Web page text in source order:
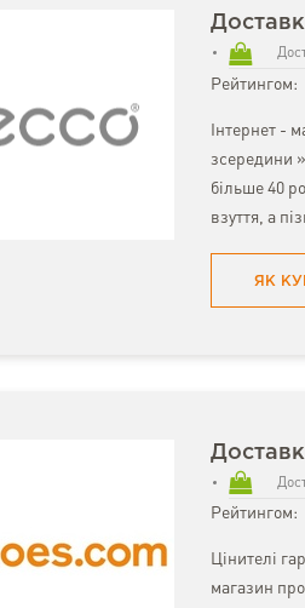
Рейтингом:
Інтернет -
зсередини
більше 40
взуття, а
ЯК
Рейтингом:
Цінителі
магазин